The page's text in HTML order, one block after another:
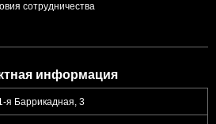
сотрудничества
информация
я Баррикадная, 3